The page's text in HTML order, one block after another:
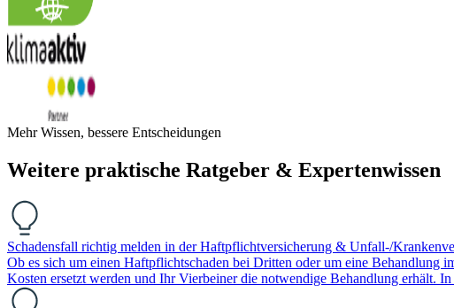
Mehr Wissen, bessere Entscheidungen
Weitere praktische Ratgeber & Expertenwissen
Schadensfall richtig melden in der Haftpflichtversicherung & Unfall-/
Ob es sich um einen Haftpflichtschaden bei Dritten oder um eine Behandlung
Kosten ersetzt werden und Ihr Vierbeiner die notwendige Behandlung erhält.